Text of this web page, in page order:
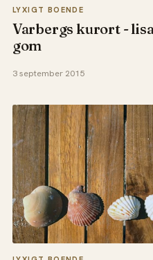
LYXIGT BOENDE
Varbergs kurort -
gom
3 september 2015